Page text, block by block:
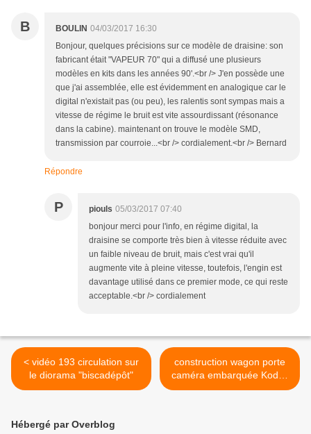
B BOULIN 04/03/2017 16:30
Bonjour, quelques précisions sur ce modèle de draisine: son
fabricant était "VAPEUR 70" qui a diffusé une plusieurs
modèles en kits dans les années 90'.<br /> J'en possède une
que j'ai assemblée, elle est évidemment en analogique car le
digital n'existait pas (ou peu), les ralentis sont sympas mais a
vitesse de régime le bruit est vite assourdissant (résonance
dans la cabine). maintenant on trouve le modèle SMD,
transmission par courroie...<br /> cordialement.<br /> Bernard
Répondre
P piouls 05/03/2017 07:40
bonjour merci pour l'info, en régime digital, la
draisine se comporte très bien à vitesse réduite avec
un faible niveau de bruit, mais c'est vrai qu'il
augmente vite à pleine vitesse, toutefois, l'engin est
davantage utilisé dans ce premier mode, ce qui reste
acceptable.<br /> cordialement
< vidéo 193 circulation sur
le diorama "biscadépôt"
construction wagon porte
caméra embarquée Kodak
>
Hébergé par Overblog